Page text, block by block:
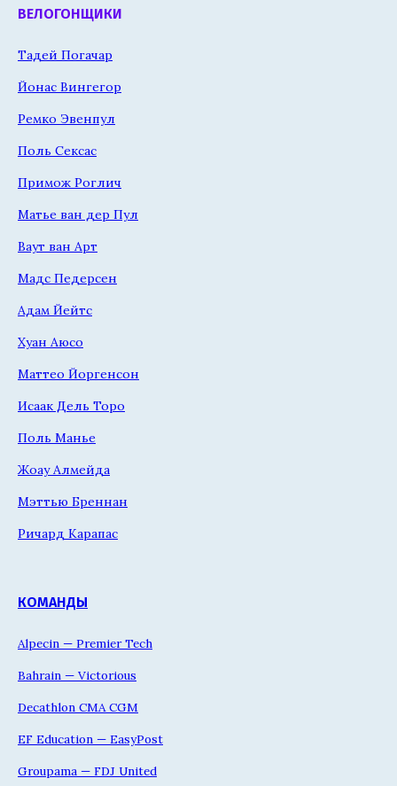
ВЕЛОГОНЩИКИ
Тадей Погачар
Йонас Вингегор
Ремко Эвенпул
Поль Сексас
Примож Роглич
Матье ван дер Пул
Ваут ван Арт
Мадс Педерсен
Адам Йейтс
Хуан Аюсо
Маттео Йоргенсон
Исаак Дель Торо
Поль Манье
Жоау Алмейда
Мэттью Бреннан
Ричард Карапас
КОМАНДЫ
Alpecin — Premier Tech
Bahrain — Victorious
Decathlon CMA CGM
EF Education — EasyPost
Groupama — FDJ United